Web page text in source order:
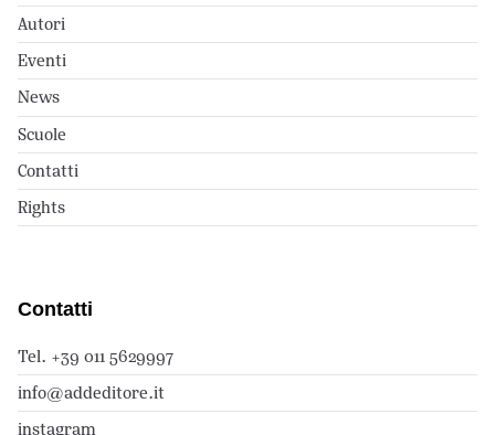
Autori
Eventi
News
Scuole
Contatti
Rights
Contatti
Tel. +39 011 5629997
info@addeditore.it
instagram